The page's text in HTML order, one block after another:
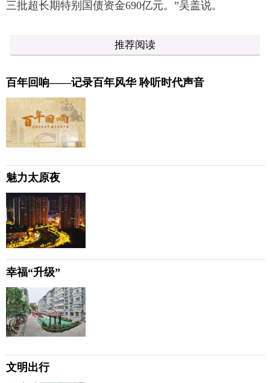
三批超长期特别国债资金690亿元。”吴盖说。
推荐阅读
百年回响——记录百年风华 聆听时代声音
魅力太原夜
幸福“升级”
文明出行